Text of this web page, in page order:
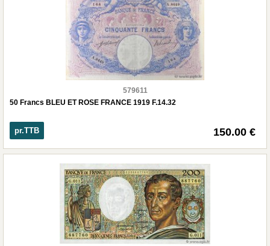
579611
50 Francs BLEU ET ROSE FRANCE 1919 F.14.32
pr.TTB 150.00 €